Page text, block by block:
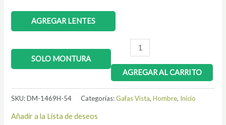
AGREGAR LENTES
SOLO MONTURA
AGREGAR AL CARRITO
SKU:DM-1469H-54 Categorías:Gafas Vista,Hombre, Inicio
Añadir a la Lista de deseos